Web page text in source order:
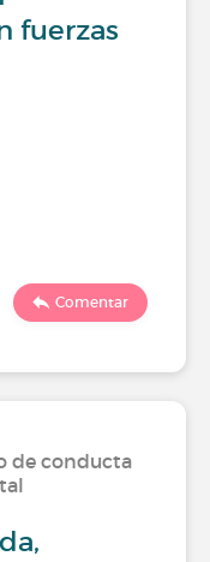
fuerzas
Comentar
de conducta